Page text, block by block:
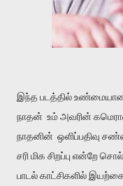
இந்த படத்தில்
நாதன் உம் அவரின்
நாதனின் ஒளிப்பதிவு
சரி மிக சிறப்பு என்றே
பாடல் காட்சிகளில்